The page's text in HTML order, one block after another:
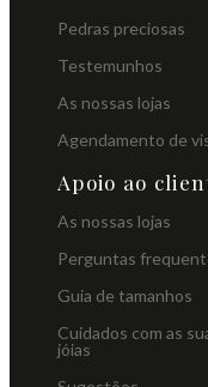
Pedras preciosas
Testemunhos
As nossas lojas
Agendamento de
Apoio ao
As nossas lojas
Perguntas
Guia de tamanhos
Cuidados com as
jóias